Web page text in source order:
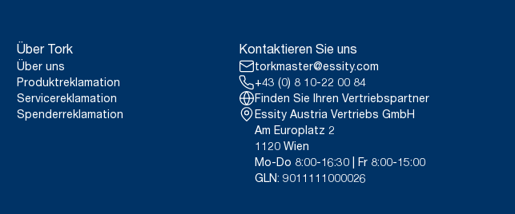
Daten um einen Systemdurchschnitt handelt, sind sie nicht für
Artikel und den Verbrauch vorgesehen.
Research Institute, Sweden, 2014. Rental cloths, cotton rags
to Tork Heavy-Duty Cleaning Cloths
Über Tork
Über uns
Produktreklamation
Servicereklamation
Spenderreklamation
Kontaktieren Sie uns
torkmaster@essity.com
+43 (0) 8 10-22 00 84
Finden Sie Ihren Vertriebspartner
Essity Austria Vertriebs GmbH
Am Europlatz 2
1120 Wien
Mo-Do 8:00-16:30 | Fr 8:00-15:00
GLN: 9011111000026